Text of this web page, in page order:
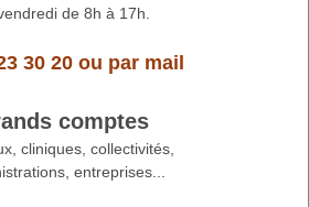
de 8h à 17h.
30 20ou par mail
comptes
cliniques, collectivités,
entreprises...